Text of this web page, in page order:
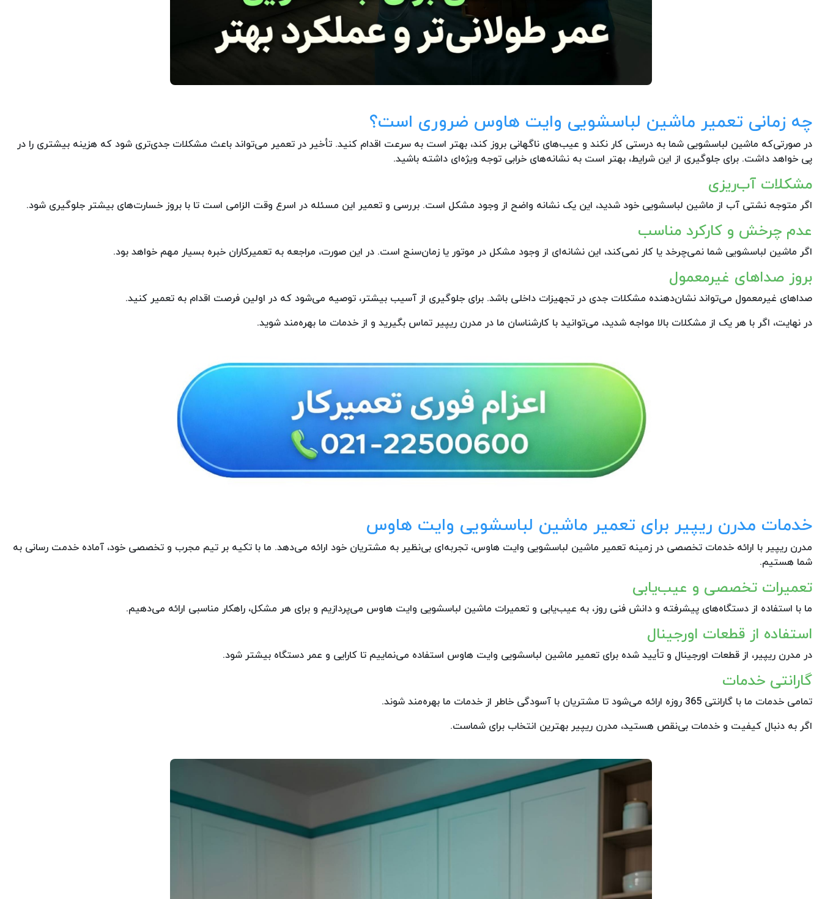
چه زمانی تعمیر ماشین لباسشویی وایت هاوس ضروری است؟
در صورتی‌که ماشین لباسشویی شما به درستی کار نکند و عیب‌های ناگهانی بروز کند، بهتر است به سرعت اقدام کنید. تأخیر در تعمیر می‌تواند باعث مشکلات جدی‌تری شود که هزینه بیشتری را در
پی خواهد داشت. برای جلوگیری از این شرایط، بهتر است به نشانه‌های خرابی توجه ویژه‌ای داشته باشید.
مشکلات آب‌ریزی
اگر متوجه نشتی آب از ماشین لباسشویی خود شدید، این یک نشانه واضح از وجود مشکل است. بررسی و تعمیر این مسئله در اسرع وقت الزامی است تا با بروز خسارت‌های بیشتر جلوگیری شود.
عدم چرخش و کارکرد مناسب
اگر ماشین لباسشویی شما نمی‌چرخد یا کار نمی‌کند، این نشانه‌ای از وجود مشکل در موتور یا زمان‌سنج است. در این صورت، مراجعه به تعمیرکاران خبره بسیار مهم خواهد بود.
بروز صداهای غیرمعمول
صداهای غیرمعمول می‌تواند نشان‌دهنده مشکلات جدی در تجهیزات داخلی باشد. برای جلوگیری از آسیب بیشتر، توصیه می‌شود که در اولین فرصت اقدام به تعمیر کنید.
در نهایت، اگر با هر یک از مشکلات بالا مواجه شدید، می‌توانید با کارشناسان ما در مدرن ریپیر تماس بگیرید و از خدمات ما بهره‌مند شوید.
خدمات مدرن ریپیر برای تعمیر ماشین لباسشویی وایت هاوس
مدرن ریپیر با ارائه خدمات تخصصی در زمینه تعمیر ماشین لباسشویی وایت هاوس، تجربه‌ای بی‌نظیر به مشتریان خود ارائه می‌دهد. ما با تکیه بر تیم مجرب و تخصصی خود، آماده خدمت رسانی به
شما هستیم.
تعمیرات تخصصی و عیب‌یابی
ما با استفاده از دستگاه‌های پیشرفته و دانش فنی روز، به عیب‌یابی و تعمیرات ماشین لباسشویی وایت هاوس می‌پردازیم و برای هر مشکل، راهکار مناسبی ارائه می‌دهیم.
استفاده از قطعات اورجینال
در مدرن ریپیر، از قطعات اورجینال و تأیید شده برای تعمیر ماشین لباسشویی وایت هاوس استفاده می‌نماییم تا کارایی و عمر دستگاه بیشتر شود.
گارانتی خدمات
تمامی خدمات ما با گارانتی 365 روزه ارائه می‌شود تا مشتریان با آسودگی خاطر از خدمات ما بهره‌مند شوند.
اگر به دنبال کیفیت و خدمات بی‌نقص هستید، مدرن ریپیر بهترین انتخاب برای شماست.